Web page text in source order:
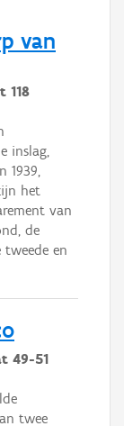
van
118
inslag,
1939,
het
van
de
en
49-51
twee